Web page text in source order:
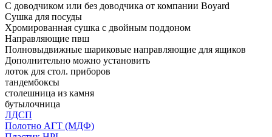
С доводчиком или без доводчика от компании Boyard
Сушка для посуды
Хромированная сушка с двойным поддоном
Направляющие пвш
Полновыдвижные шариковые направляющие для ящиков
Дополнительно можно установить
лоток для стол. приборов
тандембоксы
столешница из камня
бутылочница
ЛДСП
Полотно АГТ (МДФ)